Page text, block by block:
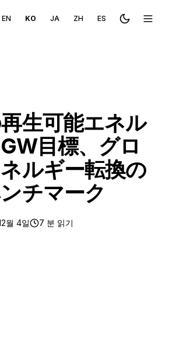
EN KO JA ZH ES Toggle메뉴
生可能エネル
目標、グロ
ルギー転換の
チマーク
월 4일 7 분 읽기